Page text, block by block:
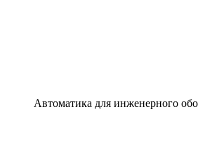
Автоматика для инженерного